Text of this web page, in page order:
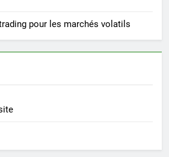
pour les marchés volatils